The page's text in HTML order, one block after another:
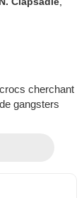
cherchant
gangsters